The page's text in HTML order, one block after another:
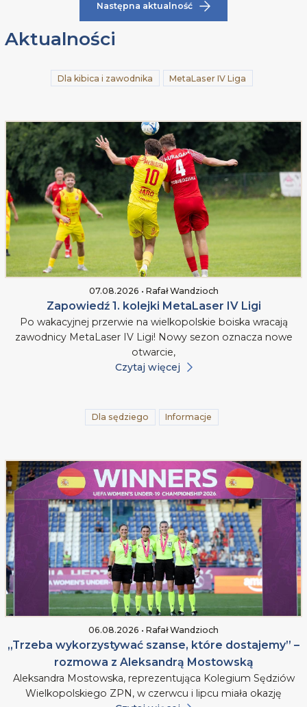
Następna aktualność
Aktualności
Dla kibica i zawodnika MetaLaser IV Liga
07.08.2026 • Rafał Wandzioch
Zapowiedź 1. kolejki MetaLaser IV Ligi
Po wakacyjnej przerwie na wielkopolskie boiska wracają
zawodnicy MetaLaser IV Ligi! Nowy sezon oznacza nowe
otwarcie,
Czytaj więcej
Dla sędziego Informacje
06.08.2026 • Rafał Wandzioch
„Trzeba wykorzystywać szanse, które dostajemy” –
rozmowa z Aleksandrą Mostowską
Aleksandra Mostowska, reprezentująca Kolegium Sędziów
Wielkopolskiego ZPN, w czerwcu i lipcu miała okazję